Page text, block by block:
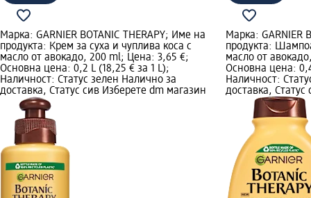
Марка: GARNIER BOTANIC THERAPY; Име на
продукта: Крем за суха и чуплива коса с
масло от авокадо, 200 ml; Цена: 3,65 €;
Основна цена: 0,2 L (18,25 € за 1 L);
Наличност: Статус зелен Налично за
доставка, Статус сив Изберете dm магазин
Марка: GARNIER
продукта:
масло от
Основна цена:
Наличност:
доставка,